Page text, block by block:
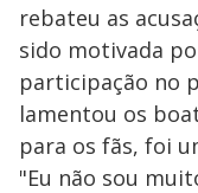
rebateu as
sido motivada
participação no
lamentou os
para os fãs, foi
"Eu não sou